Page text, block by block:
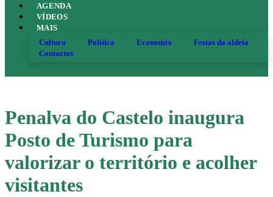
AGENDA
VÍDEOS
MAIS
Cultura
Política Economia
Festas da aldeia
Contactos
Penalva do Castelo inaugura
Posto de Turismo para
valorizar o território e acolher
visitantes